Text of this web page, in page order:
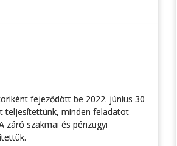
fejeződött be 2022. június 30-
teljesítettünk, minden feladatot
záró szakmai és pénzügyi